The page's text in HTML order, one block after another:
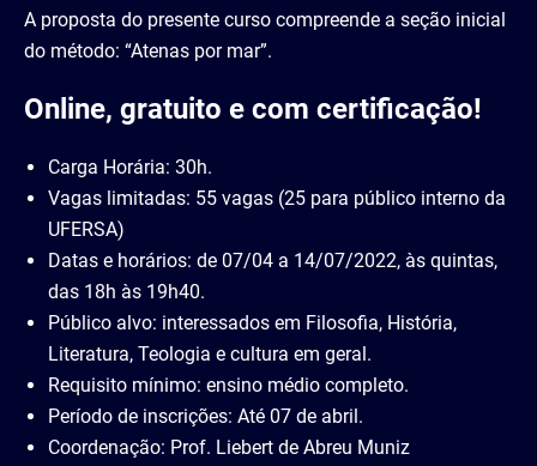
A proposta do presente curso compreende a seção inicial
do método: “Atenas por mar”.
Online, gratuito e com certificação!
Carga Horária: 30h.
Vagas limitadas: 55 vagas (25 para público interno da
UFERSA)
Datas e horários: de 07/04 a 14/07/2022, às quintas,
das 18h às 19h40.
Público alvo: interessados em Filosofia, História,
Literatura, Teologia e cultura em geral.
Requisito mínimo: ensino médio completo.
Período de inscrições: Até 07 de abril.
Coordenação: Prof. Liebert de Abreu Muniz